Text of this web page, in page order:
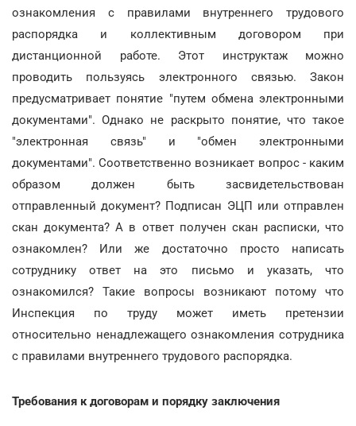
ознакомления с правилами внутреннего трудового
распорядка и коллективным договором при
дистанционной работе. Этот инструктаж можно
проводить пользуясь электронного связью. Закон
предусматривает понятие "путем обмена электронными
документами". Однако не раскрыто понятие, что такое
"электронная связь" и "обмен электронными
документами". Соответственно возникает вопрос - каким
образом должен быть засвидетельствован
отправленный документ? Подписан ЭЦП или отправлен
скан документа? А в ответ получен скан расписки, что
ознакомлен? Или же достаточно просто написать
сотруднику ответ на это письмо и указать, что
ознакомился? Такие вопросы возникают потому что
Инспекция по труду может иметь претензии
относительно ненадлежащего ознакомления сотрудника
с правилами внутреннего трудового распорядка.
Требования к договорам и порядку заключения